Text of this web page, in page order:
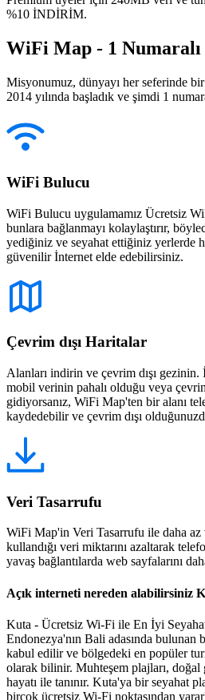
%10 İNDİRİM.
WiFi Map - 1
Misyonumuz, dünyayı her seferinde bir
2014 yılında başladık ve şimdi 1
WiFi Bulucu
WiFi Bulucu uygulamamız Ücretsiz
bunlara bağlanmayı kolaylaştırır,
yediğiniz ve seyahat ettiğiniz yerlerde
güvenilir İnternet elde edebilirsiniz.
Çevrim dışı Haritalar
Alanları indirin ve çevrim dışı
mobil verinin pahalı olduğu veya
gidiyorsanız, WiFi Map'ten bir alanı
kaydedebilir ve çevrim dışı
Veri Tasarrufu
WiFi Map'in Veri Tasarrufu ile daha az
kullandığı veri miktarını azaltarak
yavaş bağlantılarda web sayfalarını
Açık interneti nereden alabilirsiniz
Kuta - Ücretsiz Wi-Fi ile En İyi
Endonezya'nın Bali adasında
kabul edilir ve bölgedeki en popüler
olarak bilinir. Muhteşem plajları, doğal
hayatı ile tanınır. Kuta'ya bir seyahat
birçok ücretsiz Wi-Fi noktasından